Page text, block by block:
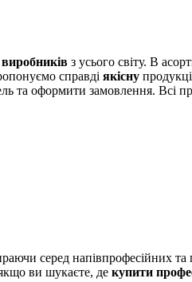
з усього світу. В
справді якісну
та оформити замовлення. Всі
серед напівпрофесійних
ви шукаєте, де купити